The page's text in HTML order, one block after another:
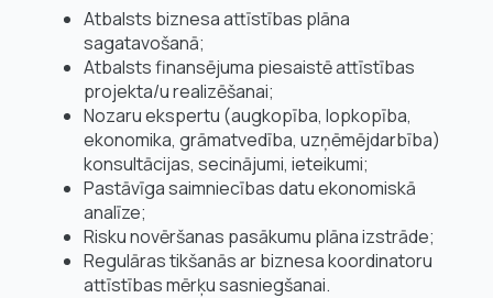
Atbalsts biznesa attīstības plāna
sagatavošanā;
Atbalsts finansējuma piesaistē attīstības
projekta/u realizēšanai;
Nozaru ekspertu (augkopība, lopkopība,
ekonomika, grāmatvedība, uzņēmējdarbība)
konsultācijas, secinājumi, ieteikumi;
Pastāvīga saimniecības datu ekonomiskā
analīze;
Risku novēršanas pasākumu plāna izstrāde;
Regulāras tikšanās ar biznesa koordinatoru
attīstības mērķu sasniegšanai.